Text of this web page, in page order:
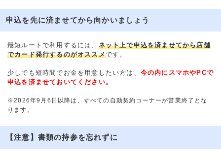
申込を先に済ませてから向かいましょう
最短ルートで利用するには、 ネット上で申込を済ませてから店舗
でカード発行するのがオススメです。
少しでも短時間でお金を用意したい方は、 今の内にスマホやPCで
申込を済ませておいてください。
※2026年9月6日以降は、すべての自動契約コーナーが営業終了とな
ります。
【注意】書類の持参を忘れずに